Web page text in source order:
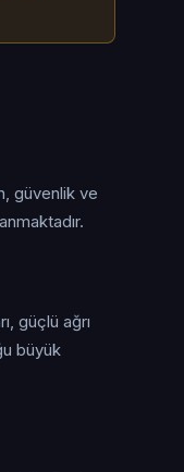
güvenlik ve
güçlü ağrı
büyük